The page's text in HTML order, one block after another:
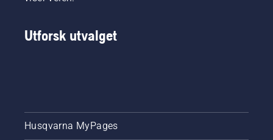
Utforsk utvalget
Husqvarna MyPages